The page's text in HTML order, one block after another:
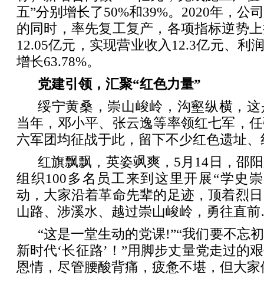
五”分别增长了50%和39%。2020年，公
的同时，率先复工复产，各项指标逆势
12.05亿元，实现营业收入12.3亿元、利
增长63.78%。
党建引领，汇聚“红色力量”
绥宁黄桑，崇山峻岭，沟壑纵横，
当年，邓小平、张云逸等率领红七军，
六军团均征战于此，留下不少红色遗址
红旗飘飘，英姿飒爽，5月14日，邵
组织100多名员工来到这里开展“学史
动，大家沿着革命先辈的足迹，顶着烈
山路、涉溪水、越过崇山峻岭，勇往直
“这是一堂生动的党课!”“我们要不忘
新时代‘长征路’！”用脚步丈量党走过的
恩情，尽管腰酸背痛，疲惫不堪，但大